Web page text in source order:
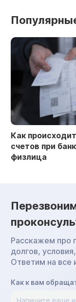
Как
счетов при
физлица
Расскажем про
долгов,
Ответим на все
Как к вам